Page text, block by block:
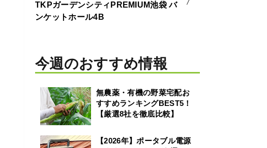
TKPガーデンシティPREMIUM池袋 バ
ンケットホール4B
今週のおすすめ情報
無農薬・有機の野菜宅配お
すすめランキングBEST5！
【厳選8社を徹底比較】
【2026年】ポータブル電源